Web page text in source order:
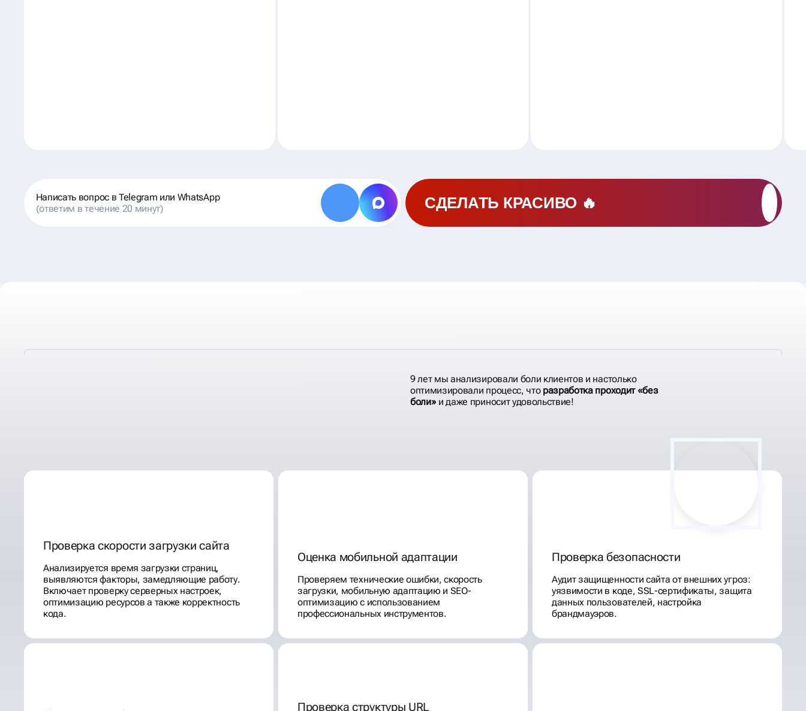
Написать вопрос в Telegram или WhatsApp
(ответим в течение 20 минут)
СДЕЛАТЬ КРАСИВО 🔥
9 лет мы анализировали боли клиентов и настолько
оптимизировали процесс, что разработка проходит «без
боли»и даже приносит удовольствие!
Проверка скорости загрузки сайта
Анализируется время загрузки страниц,
выявляются факторы, замедляющие работу.
Включает проверку серверных настроек,
оптимизацию ресурсов а также корректность
кода.
Оценка мобильной адаптации
Проверяем технические ошибки, скорость
загрузки, мобильную адаптацию и SEO-
оптимизацию с использованием
профессиональных инструментов.
Проверка безопасности
Аудит защищенности сайта от внешних угроз:
уязвимости в коде, SSL-сертификаты, защита
данных пользователей, настройка
брандмауэров.
Проверка структуры URL